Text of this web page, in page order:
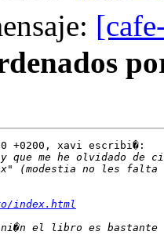
+0200, xavi escribi�:
index.html